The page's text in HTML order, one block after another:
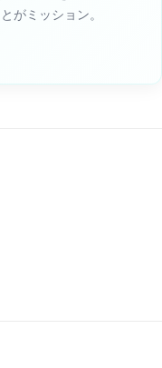
がミッション。